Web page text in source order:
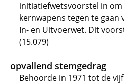
initiatiefwetsvoorstel in
kernwapens tegen te gaan
In- en Uitvoerwet. Dit
(15.079)
opvallend stemgedrag
Behoorde in 1971 tot de